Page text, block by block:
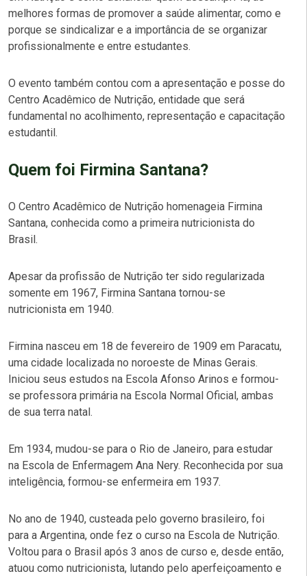
melhores formas de promover a saúde alimentar, como e
porque se sindicalizar e a importância de se organizar
profissionalmente e entre estudantes.
O evento também contou com a apresentação e posse do
Centro Acadêmico de Nutrição, entidade que será
fundamental no acolhimento, representação e capacitação
estudantil.
Quem foi Firmina Santana?
O Centro Acadêmico de Nutrição homenageia Firmina
Santana, conhecida como a primeira nutricionista do
Brasil.
Apesar da profissão de Nutrição ter sido regularizada
somente em 1967, Firmina Santana tornou-se
nutricionista em 1940.
Firmina nasceu em 18 de fevereiro de 1909 em Paracatu,
uma cidade localizada no noroeste de Minas Gerais.
Iniciou seus estudos na Escola Afonso Arinos e formou-
se professora primária na Escola Normal Oficial, ambas
de sua terra natal.
Em 1934, mudou-se para o Rio de Janeiro, para estudar
na Escola de Enfermagem Ana Nery. Reconhecida por sua
inteligência, formou-se enfermeira em 1937.
No ano de 1940, custeada pelo governo brasileiro, foi
para a Argentina, onde fez o curso na Escola de Nutrição.
Voltou para o Brasil após 3 anos de curso e, desde então,
atuou como nutricionista, lutando pelo aperfeiçoamento e